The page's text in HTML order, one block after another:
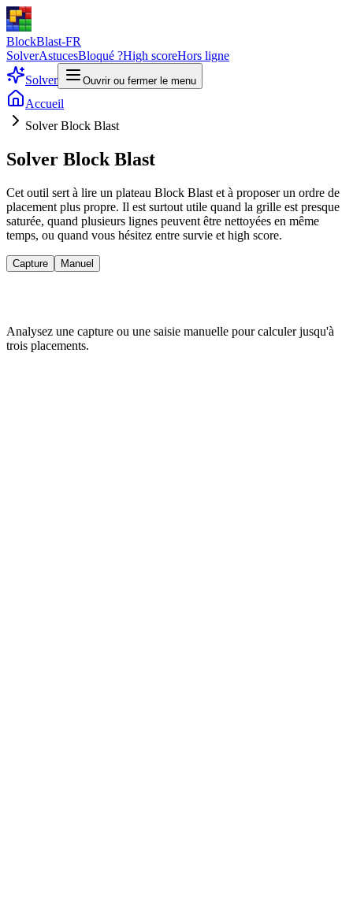
BlockBlast-FR
SolverAstucesBloqué ?High scoreHors ligne
Solver
Ouvrir ou fermer le menu
Accueil
Solver Block Blast
Solver Block Blast
Cet outil sert à lire un plateau Block Blast et à proposer un ordre de
placement plus propre. Il est surtout utile quand la grille est presque
saturée, quand plusieurs lignes peuvent être nettoyées en même
temps, ou quand vous hésitez entre survie et high score.
Capture Manuel
Analysez une capture ou une saisie manuelle pour calculer jusqu'à
trois placements.